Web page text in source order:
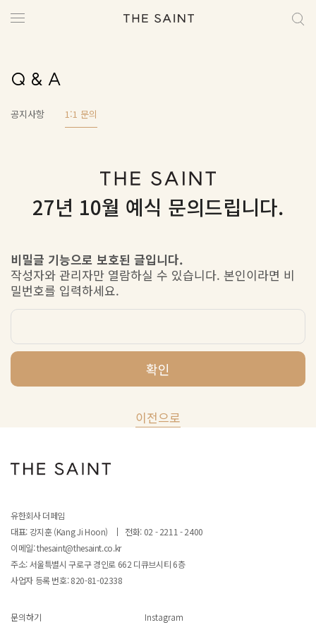
Q & A
공지사항 1:1 문의
27년 10월 예식 문의드립니다.
비밀글 기능으로 보호된 글입니다.
작성자와 관리자만 열람하실 수 있습니다. 본인이라면 비
밀번호를 입력하세요.
확인
이전으로
유한회사 더페임
대표: 강지훈 (Kang Ji Hoon)
전화: 02 - 2211 - 2400
이메일: thesaint@thesaint.co.kr
주소: 서울특별시 구로구 경인로 662 디큐브시티 6층
사업자 등록 번호:820-81-02338
문의하기 Instagram